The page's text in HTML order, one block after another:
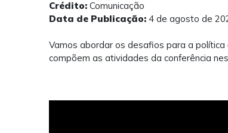
Crédito:Comunicação
Data de Publicação:4 de agosto de
Vamos abordar os desafios para a
compõem as atividades da conferência